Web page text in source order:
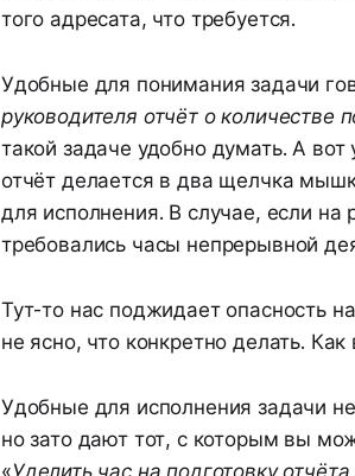
того адресата, что требуется.
Удобные для понимания задачи
руководителя отчёт о количестве
такой задаче удобно думать. А
отчёт делается в два щелчка
для исполнения. В случае, если на
требовались часы непрерывной
Тут-то нас поджидает опасность
не ясно, что конкретно делать.
Удобные для исполнения задачи
но зато дают тот, с которым вы
«Уделить час на подготовку